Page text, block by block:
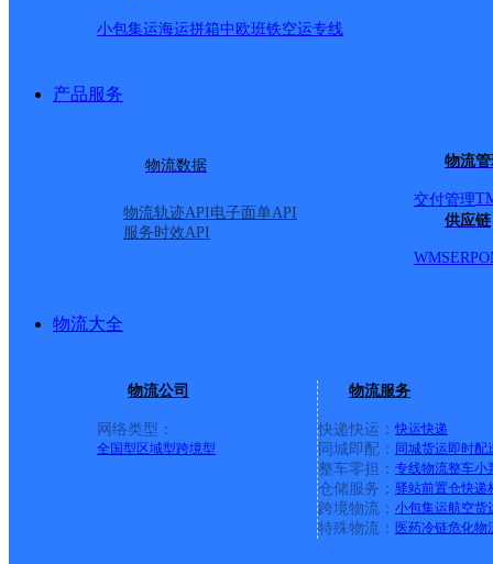
小包集运海运拼箱中欧班铁空运专线
产品服务
物流数据
物流轨迹API电子面单API
服务时效API
物流
交付管理
供应链
WMSERP
物流大全
物流公司
网络类型：
全国型 区域型跨境型
物流服务
快递快运： 快运快递
同城即配： 同城货运即时配
整车零担： 专线物流整车小
仓储服务： 驿站前置仓快递
跨境物流： 小包集运航空货
特殊物流： 医药冷链危化物
中国邮政集团有限公司新疆维吾尔自治区叶城县